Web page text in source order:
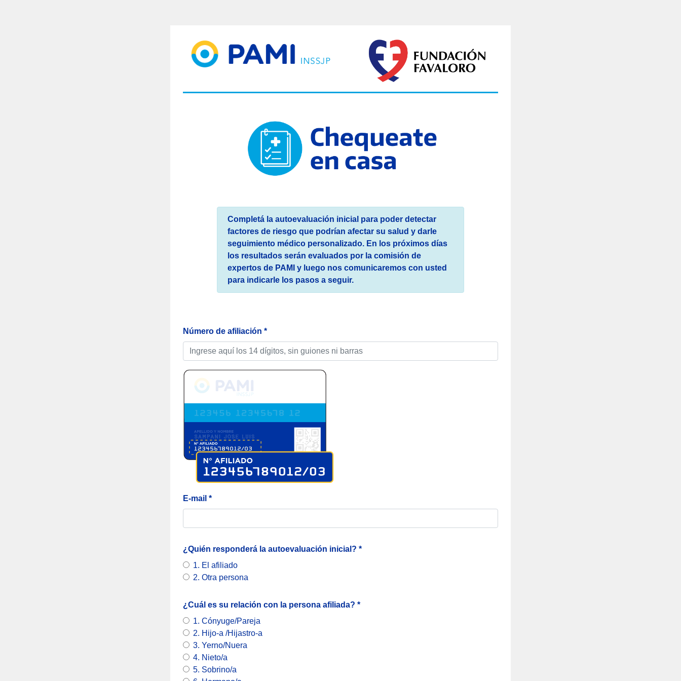
Completá la autoevaluación inicial para poder detectar
factores de riesgo que podrían afectar su salud y darle
seguimiento médico personalizado. En los próximos días
los resultados serán evaluados por la comisión de
expertos de PAMI y luego nos comunicaremos con usted
para indicarle los pasos a seguir.
Número de afiliación *
E-mail *
¿Quién responderá la autoevaluación inicial? *
1. El afiliado
2. Otra persona
¿Cuál es su relación con la persona afiliada? *
1. Cónyuge/Pareja
2. Hijo-a /Hijastro-a
3. Yerno/Nuera
4. Nieto/a
5. Sobrino/a